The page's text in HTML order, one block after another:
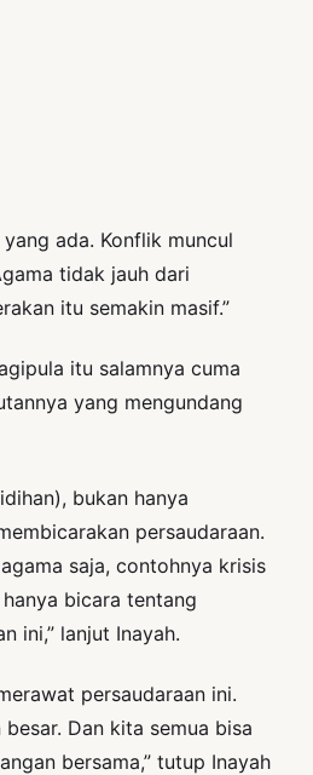
ada. Konflik muncul
tidak jauh dari
itu semakin masif.”
itu salamnya cuma
yang mengundang
bukan hanya
persaudaraan.
saja, contohnya krisis
bicara tentang
ini,” lanjut Inayah.
persaudaraan ini.
Dan kita semua bisa
bersama,” tutup Inayah